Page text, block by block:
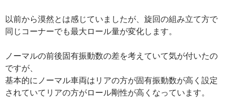
以前から漠然とは感じていましたが、旋回の組み立て方で
同じコーナーでも最大ロール量が変化します。
ノーマルの前後固有振動数の差を考えていて気が付いたの
ですが、
基本的にノーマル車両はリアの方が固有振動数が高く設定
されていてリアの方がロール剛性が高くなっています。